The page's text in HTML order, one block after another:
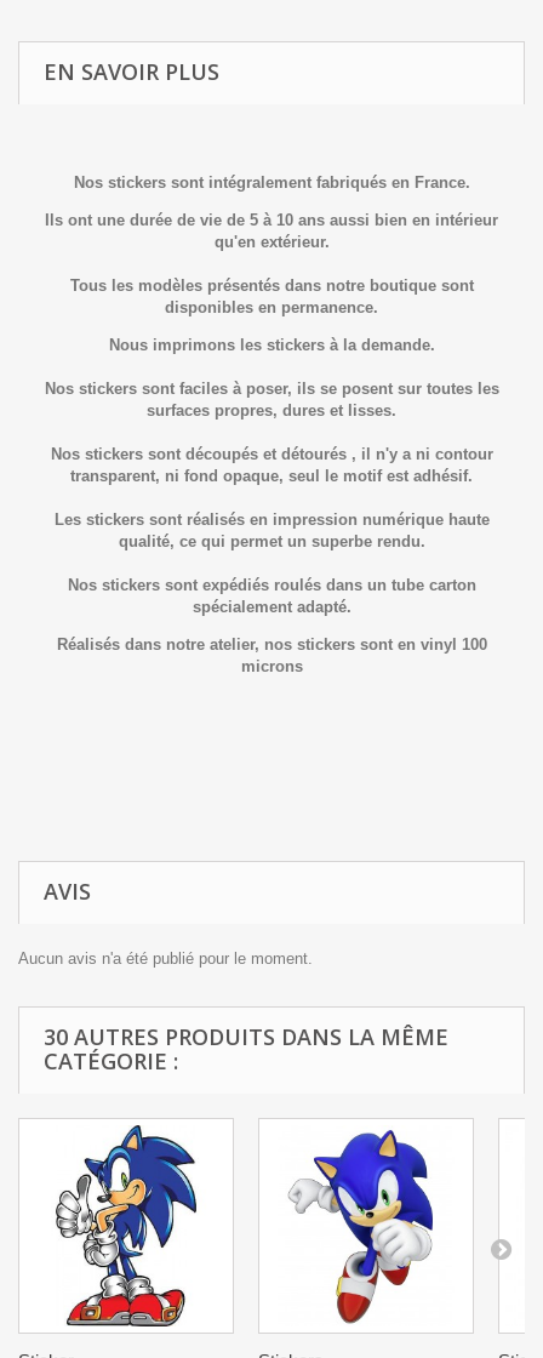
EN SAVOIR PLUS
Nos stickers sont intégralement fabriqués en France.
Ils ont une durée de vie de 5 à 10 ans aussi bien en intérieur
qu'en extérieur.
Tous les modèles présentés dans notre boutique sont
disponibles en permanence.
Nous imprimons les stickers à la demande.
Nos stickers sont faciles à poser, ils se posent sur toutes les
surfaces propres, dures et lisses.
Nos stickers sont découpés et détourés , il n'y a ni contour
transparent, ni fond opaque, seul le motif est adhésif.
Les stickers sont réalisés en impression numérique haute
qualité, ce qui permet un superbe rendu.
Nos stickers sont expédiés roulés dans un tube carton
spécialement adapté.
Réalisés dans notre atelier, nos stickers sont en vinyl 100
microns
AVIS
Aucun avis n'a été publié pour le moment.
30 AUTRES PRODUITS DANS LA MÊME
CATÉGORIE :